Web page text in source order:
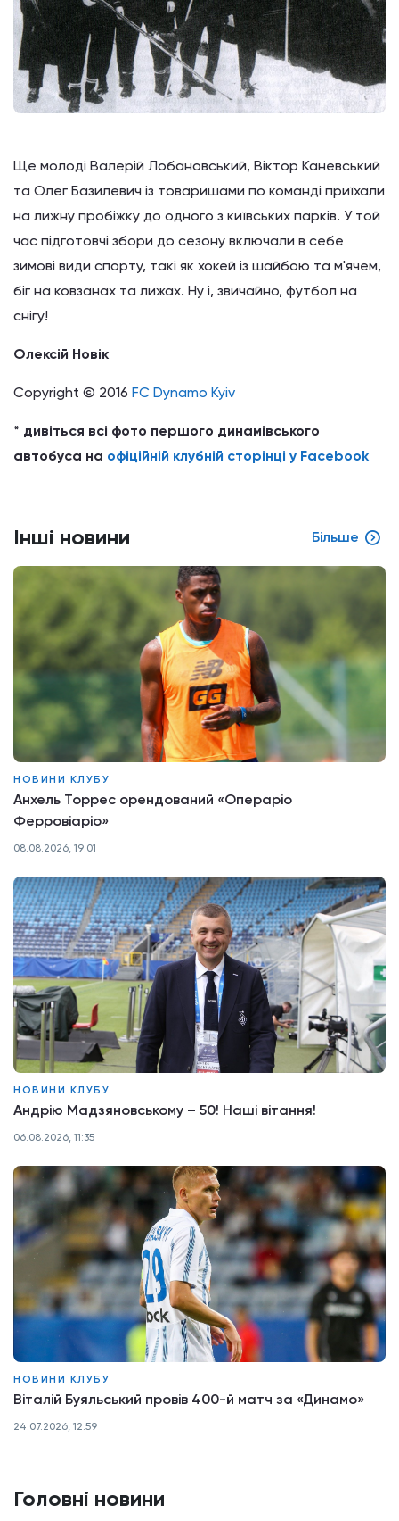
Ще молоді Валерій Лобановський, Віктор Каневський
та Олег Базилевич із товаришами по команді приїхали
на лижну пробіжку до одного з київських парків. У той
час підготовчі збори до сезону включали в себе
зимові види спорту, такі як хокей із шайбою та м'ячем,
біг на ковзанах та лижах. Ну і, звичайно, футбол на
снігу!
Олексій Новік
Copyright © 2016 FC Dynamo Kyiv
* дивіться всі фото першого динамівського
автобуса на офіційній клубній сторінці у Facebook
Головні новини
Інші новини Більше
НОВИНИ КЛУБУ
Анхель Торрес орендований «Операріо
Ферровіаріо»
08.08.2026, 19:01
НОВИНИ КЛУБУ
Андрію Мадзяновському – 50! Наші вітання!
06.08.2026, 11:35
НОВИНИ КЛУБУ
Віталій Буяльський провів 400-й матч за «Динамо»
24.07.2026, 12:59